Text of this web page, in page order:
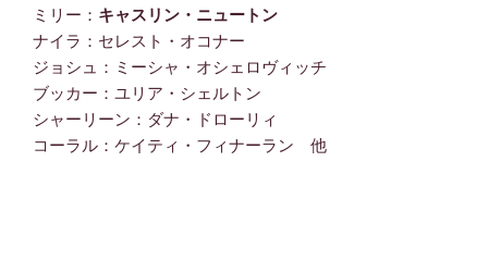
ミリー： キャスリン・ニュートン
ナイラ：セレスト・オコナー
ジョシュ：ミーシャ・オシェロヴィッチ
ブッカー：ユリア・シェルトン
シャーリーン：ダナ・ドローリィ
コーラル：ケイティ・フィナーラン 他